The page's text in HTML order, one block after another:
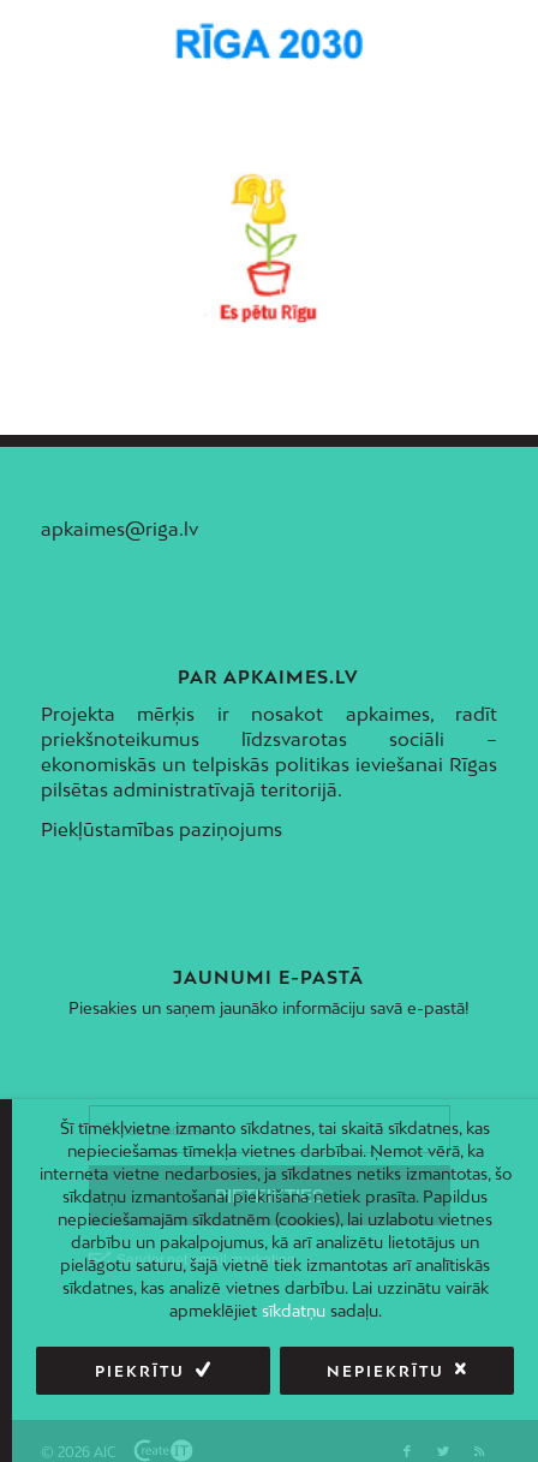
apkaimes@riga.lv
PAR APKAIMES.LV
Projekta mērķis ir nosakot apkaimes, radīt
priekšnoteikumus līdzsvarotas sociāli –
ekonomiskās un telpiskās politikas ieviešanai Rīgas
pilsētas administratīvajā teritorijā.
Piekļūstamības paziņojums
JAUNUMI E-PASTĀ
Piesakies un saņem jaunāko informāciju savā e-pastā!
© 2026 AIC
Šī tīmekļvietne izmanto sīkdatnes, tai skaitā sīkdatnes, kas
nepieciešamas tīmekļa vietnes darbībai. Ņemot vērā, ka
interneta vietne nedarbosies, ja sīkdatnes netiks izmantotas, šo
sīkdatņu izmantošanai piekrišana netiek prasīta. Papildus
nepieciešamajām sīkdatnēm (cookies), lai uzlabotu vietnes
darbību un pakalpojumus, kā arī analizētu lietotājus un
pielāgotu saturu, šajā vietnē tiek izmantotas arī analītiskās
sīkdatnes, kas analizē vietnes darbību. Lai uzzinātu vairāk
apmeklējiet sīkdatņusadaļu.
PIEKRĪTU NEPIEKRĪTU